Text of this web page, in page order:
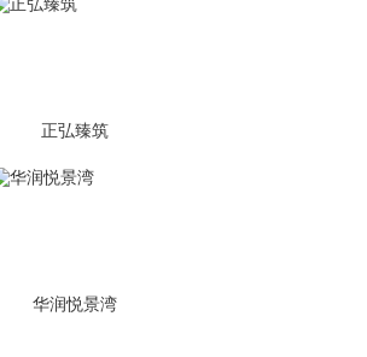
正弘臻筑
华润悦景湾